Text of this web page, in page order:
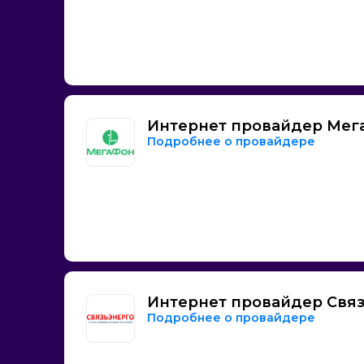
Интернет провайдер
Подробнее о провайдере
Интернет провайдер
Подробнее о провайдере